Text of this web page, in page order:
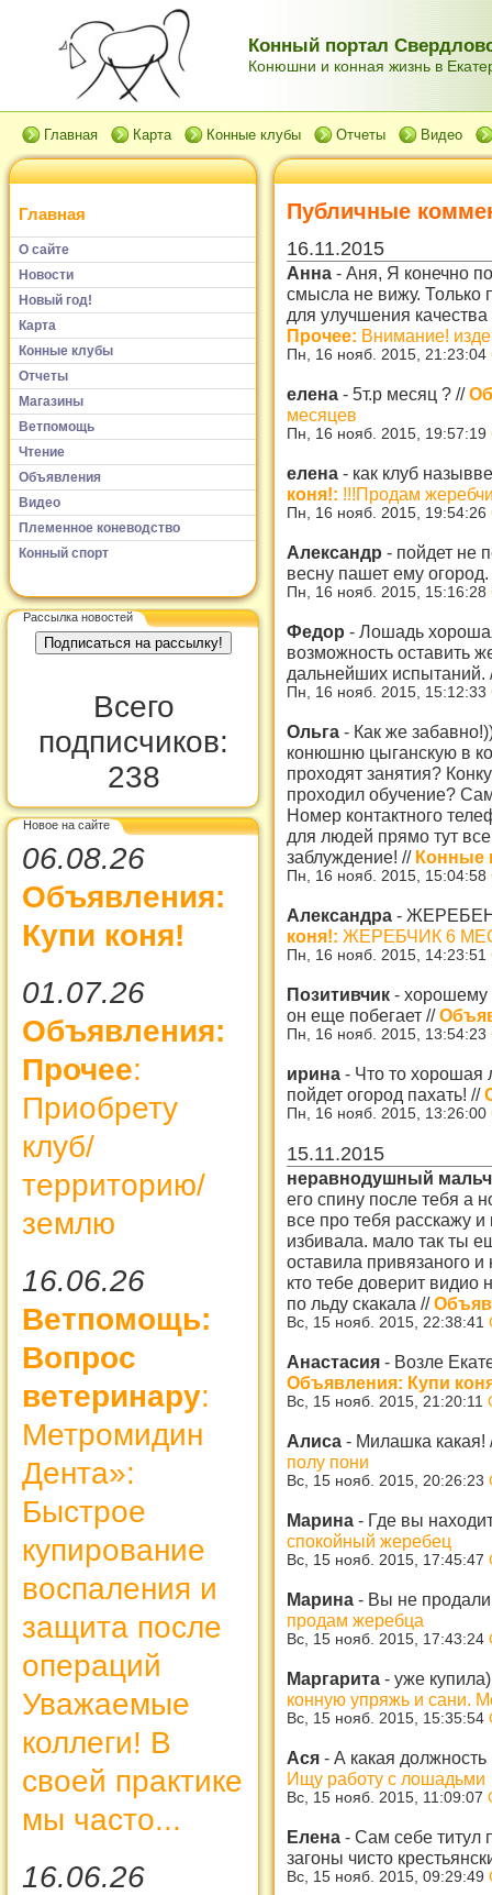
Конный портал
Конюшни и конная жизнь в
Главная Карта Конные клубы Отчеты Видео
Главная
О сайте
Новости
Новый год!
Карта
Конные клубы
Отчеты
Магазины
Ветпомощь
Чтение
Объявления
Видео
Племенное коневодство
Конный спорт
Рассылка новостей
Всего
подписчиков:
238
Новое на сайте
06.08.26
Объявления:
Купи коня!
01.07.26
Объявления:
Прочее:
Приобрету
клуб/
территорию/
землю
16.06.26
Ветпомощь:
Вопрос
ветеринару:
Метромидин
Дента»:
Быстрое
купирование
воспаления и
защита после
операций
Уважаемые
коллеги! В
своей практике
мы часто...
16.06.26
Публичные
16.11.2015
Анна - Аня, Я конечно
смысла не вижу. Только
для улучшения
Прочее: Внимание!
Пн, 16 нояб. 2015, 21:23:04
елена - 5т.р месяц ? //
месяцев
Пн, 16 нояб. 2015, 19:57:19
елена - как клуб
коня!: !!!Продам
Пн, 16 нояб. 2015, 19:54:26
Александр - пойдет не
весну пашет ему огород.
Пн, 16 нояб. 2015, 15:16:28
Федор - Лошадь
возможность оставить
дальнейших испытаний.
Пн, 16 нояб. 2015, 15:12:33
Ольга - Как же
конюшню цыганскую в
проходят занятия?
проходил обучение?
Номер контактного
для людей прямо тут
заблуждение! // Конные
Пн, 16 нояб. 2015, 15:04:58
Александра -
коня!: ЖЕРЕБЧИК 6
Пн, 16 нояб. 2015, 14:23:51
Позитивчик - хорошему
он еще побегает //
Пн, 16 нояб. 2015, 13:54:23
ирина - Что то хорошая
пойдет огород пахать! //
Пн, 16 нояб. 2015, 13:26:00
15.11.2015
неравнодушный
его спину после тебя а
все про тебя расскажу
избивала. мало так ты
оставила привязаного
кто тебе доверит видио
по льду скакала //
Вс, 15 нояб. 2015, 22:38:41
Анастасия - Возле
Объявления: Купи
Вс, 15 нояб. 2015, 21:20:11
Алиса - Милашка какая!
полу пони
Вс, 15 нояб. 2015, 20:26:23
Марина - Где вы
спокойный жеребец
Вс, 15 нояб. 2015, 17:45:47
Марина - Вы не
продам жеребца
Вс, 15 нояб. 2015, 17:43:24
Маргарита - уже
конную упряжь и сани.
Вс, 15 нояб. 2015, 15:35:54
Ася - А какая
Ищу работу с лошадьми
Вс, 15 нояб. 2015, 11:09:07
Елена - Сам себе титул
загоны чисто
Вс, 15 нояб. 2015, 09:29:49